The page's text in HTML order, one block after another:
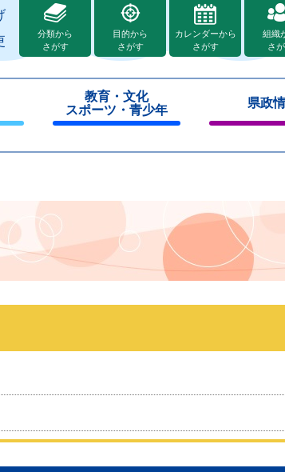
分類から
さがす
目的から
さがす
カレンダーから
さがす
組織
さ
教育・文化
スポーツ・青少年
じ
県政
じ